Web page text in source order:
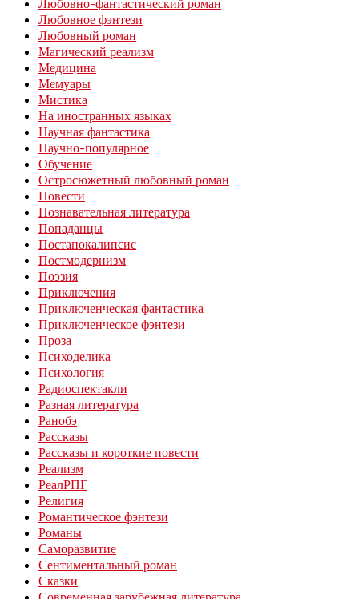
Любовное фэнтези
Любовный роман
Магический реализм
Медицина
Мемуары
Мистика
На иностранных языках
Научная фантастика
Научно-популярное
Обучение
Остросюжетный любовный роман
Повести
Познавательная литература
Попаданцы
Постапокалипсис
Постмодернизм
Поэзия
Приключения
Приключенческая фантастика
Приключенческое фэнтези
Проза
Психоделика
Психология
Радиоспектакли
Разная литература
Ранобэ
Рассказы
Рассказы и короткие повести
Реализм
РеалРПГ
Религия
Романтическое фэнтези
Романы
Саморазвитие
Сентиментальный роман
Сказки